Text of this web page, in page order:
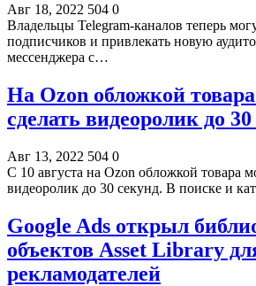
Авг 18, 2022 504 0
Владельцы Telegram-каналов теперь
подписчиков и привлекать новую
мессенджера с…
На Ozon обложкой
сделать видеоролик до
Авг 13, 2022 504 0
С 10 августа на Ozon обложкой товара
видеоролик до 30 секунд. В поиске и
Google Ads открыл
объектов Asset Library
рекламодателей